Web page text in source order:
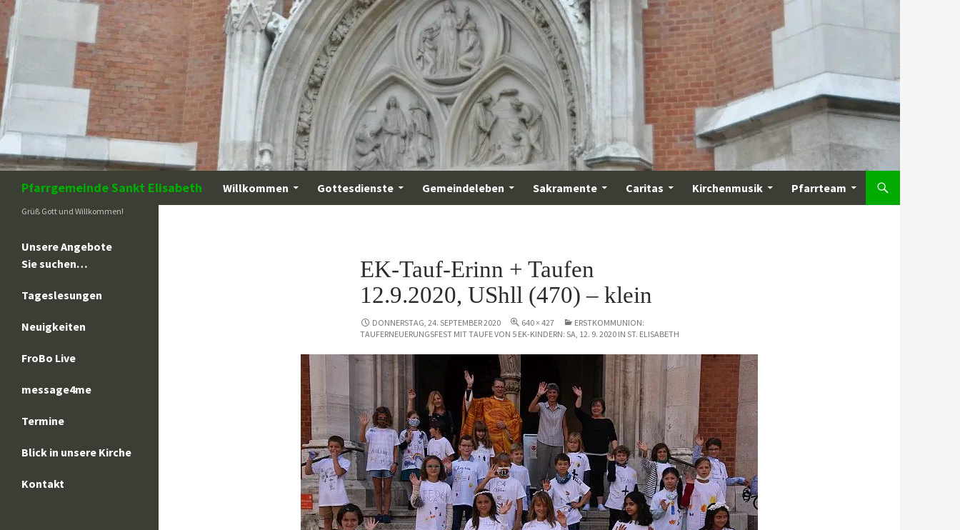
Zum
Inhalt
springen
Pfarrgemeinde Sankt Elisabeth Willkommen Gottesdienste Gemeindeleben Sakramente Caritas Kirchenmusik Pfarrteam
EK-Tauf-Erinn + Taufen
12.9.2020, UShll (470) – klein
DONNERSTAG, 24. SEPTEMBER 2020 640 × 427
ERSTKOMMUNION:
TAUFERNEUERUNGSFEST MIT TAUFE VON 5 EK-KINDERN: SA, 12. 9. 2020 IN ST. ELISABETH
Grüß Gott und Willkommen!
Unsere Angebote
Sie suchen…
Tageslesungen
Neuigkeiten
FroBo Live
message4me
Termine
Blick in unsere Kirche
Kontakt